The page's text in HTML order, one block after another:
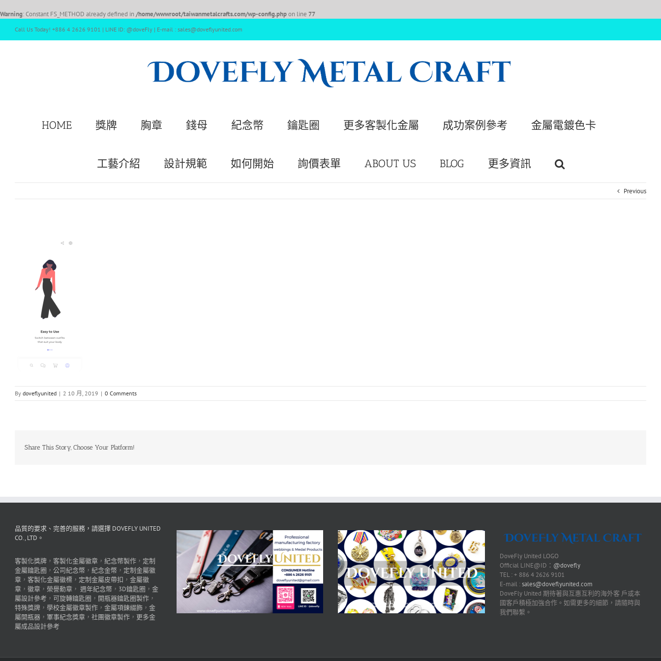
Warning: Constant FS_METHOD already defined in /home/wwwroot/taiwanmetalcrafts.com/wp-config.phpon line 77
Call Us Today! +886 4 2626 9101 | LINE ID: @doveFly | E-mail : sales@doveflyunited.com
HOME 獎牌 胸章 錢母 紀念幣 鑰匙圈 更多客製化金屬 成功案例參考 金屬電鍍色卡
工藝介紹 設計規範 如何開始 詢價表單 ABOUT US BLOG 更多資訊
Previous
By doveflyunited | 2 10 月, 2019 | 0 Comments
Share This Story, Choose Your Platform!
品質的要求、完善的服務，請選擇 DOVEFLY UNITED
CO., LTD。
客製化獎牌 ， 客製化金屬徽章 ， 紀念幣製作 ， 定制
金屬鑰匙圈 ， 公司紀念幣 ， 紀念金幣 ， 定制金屬徽
章 ， 客製化金屬徽標 ， 定制金屬皮帶扣 ， 金屬徽
章 ， 徽章 ， 榮譽勳章 ， 週年紀念幣 ， 3D鑰匙圈 ， 金
屬設計參考 ， 可旋轉鑰匙圈 ， 開瓶器鑰匙圈製作 ，
特殊獎牌 ， 學校金屬徽章製作 ， 金屬項鍊綴飾 ， 金
屬開瓶器 ， 軍事紀念獎章 ， 社團徽章製作 ， 更多金
屬成品設計參考
DoveFly United LOGO
Official LINE@ID： @dovefly
TEL : + 886 4 2626 9101
E-mail :sales@doveflyunited.com
DoveFly United 期待著與互惠互利的海外客 戶或本
國客戶積極加強合作。如需更多的細節，請隨時與
我們聯繫。